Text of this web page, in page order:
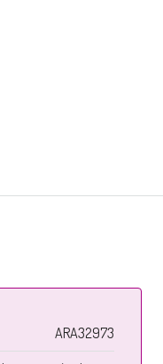
ARA32973